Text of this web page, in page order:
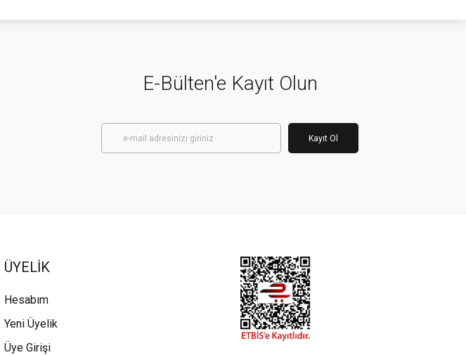
E-Bülten'e Kayıt Olun
Kayıt Ol
ÜYELİK
Hesabım
Yeni Üyelik
Üye Girişi